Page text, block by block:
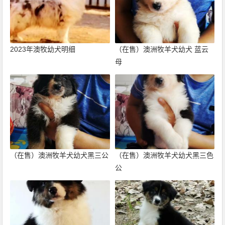
2023年澳牧幼犬明细
（在售）澳洲牧羊犬幼犬 蓝云
母
（在售）澳洲牧羊犬幼犬黑三公
（在售）澳洲牧羊犬幼犬黑三色
公